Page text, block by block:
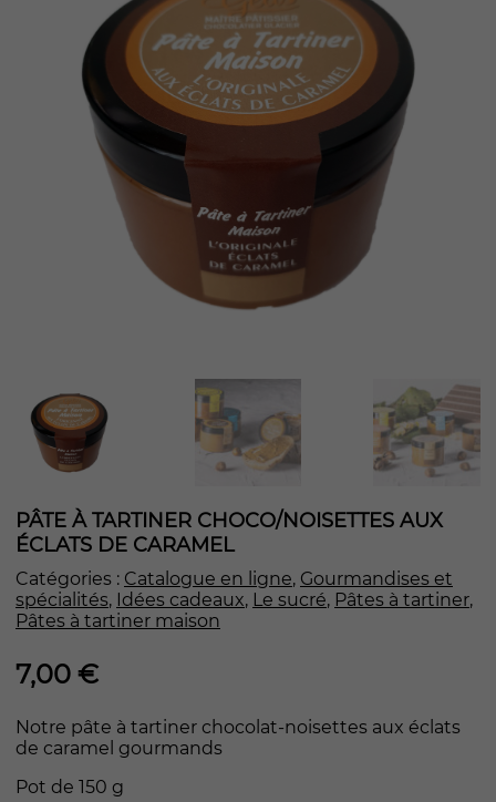
PÂTE À TARTINER CHOCO/NOISETTES AUX
ÉCLATS DE CARAMEL
Catégories : Catalogue en ligne, Gourmandises et
spécialités, Idées cadeaux, Le sucré, Pâtes à tartiner,
Pâtes à tartiner maison
7,00 €
Notre pâte à tartiner chocolat-noisettes aux éclats
de caramel gourmands
Pot de 150 g